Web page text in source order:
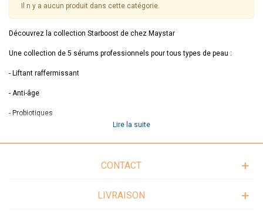
Il n y a aucun produit dans cette catégorie.
Découvrez la collection Starboost de chez Maystar
Une collection de 5 sérums professionnels pour tous types de peau :
- Liftant raffermissant
- Anti-âge
- Probiotiques
Lire la suite
CONTACT
LIVRAISON